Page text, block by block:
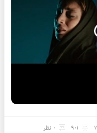
901 0 نظر